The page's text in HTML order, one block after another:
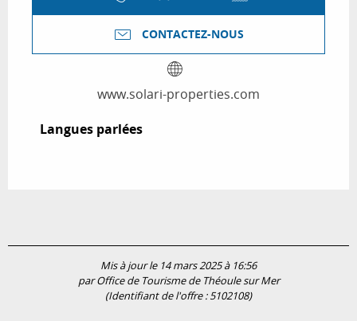
CONTACTEZ-NOUS
www.solari-properties.com
Langues parlées
Langues parlées
Mis à jour le 14 mars 2025 à 16:56
par Office de Tourisme de Théoule sur Mer
(Identifiant de l'offre :5102108)